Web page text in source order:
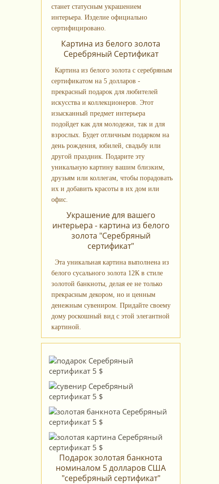
станет статусным украшением
интерьера. Изделие официально
сертифицировано.
Картина из белого золота
Серебряный Сертификат
Картина из белого золота с серебряным
сертификатом на 5 долларов -
прекрасный подарок для любителей
искусства и коллекционеров. Этот
изысканный предмет интерьера
подойдет как для молодежи, так и для
взрослых. Будет отличным подарком на
день рождения, юбилей, свадьбу или
другой праздник. Подарите эту
уникальную картину вашим близким,
друзьям или коллегам, чтобы порадовать
их и добавить красоты в их дом или
офис.
Украшение для вашего
интерьера - картина из белого
золота "Серебряный
сертификат"
Эта уникальная картина выполнена из
белого сусального золота 12К в стиле
золотой банкноты, делая ее не только
прекрасным декором, но и ценным
денежным сувениром. Придайте своему
дому роскошный вид с этой элегантной
картиной.
Подарок золотая банкнота
номиналом 5 долларов США
"серебряный сертификат"